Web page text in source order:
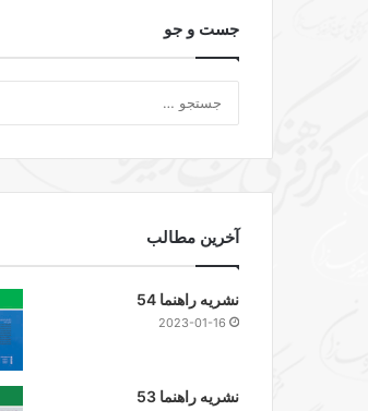
جست و جو
آخرین مطالب
نشریه راهنما 54
2023-01-16
نشریه راهنما 53